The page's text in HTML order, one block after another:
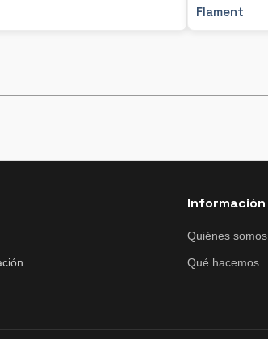
Flament
Información
Quiénes somos
Qué hacemos